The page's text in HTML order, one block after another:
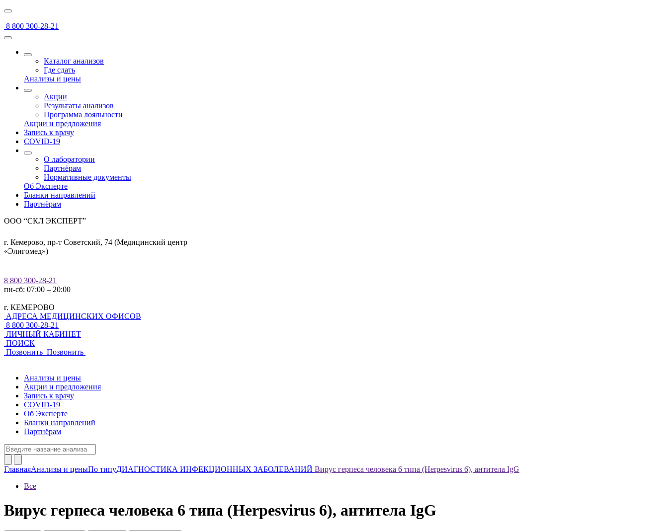
8 800 300-28-21
Каталог анализов
Где сдать
Анализы и цены
Акции
Результаты анализов
Программа лояльности
Акции и предложения
Запись к врачу
COVID-19
О лаборатории
Партнёрам
Нормативные документы
Об Эксперте
Бланки направлений
Партнёрам
ООО “СКЛ ЭКСПЕРТ”
г. Кемерово, пр-т Советский, 74 (Медицинский центр
«Элигомед»)
8 800 300-28-21
пн-сб: 07:00 – 20:00
г. КЕМЕРОВО
АДРЕСА МЕДИЦИНСКИХ ОФИСОВ
8 800 300-28-21
ЛИЧНЫЙ КАБИНЕТ
ПОИСК
Позвонить Позвонить
Анализы и цены
Акции и предложения
Запись к врачу
COVID-19
Об Эксперте
Бланки направлений
Партнёрам
ГлавнаяАнализы и ценыПо типуДИАГНОСТИКА ИНФЕКЦИОННЫХ ЗАБОЛЕВАНИЙ Вирус герпеса человека 6 типа (Herpesvirus 6), антитела IgG
Все
Вирус герпеса человека 6 типа (Herpesvirus 6), антитела IgG